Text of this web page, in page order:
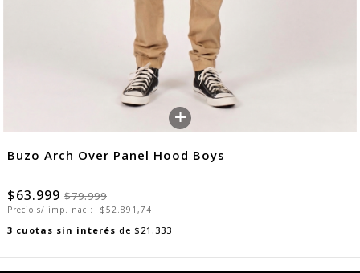
+
Buzo Arch Over Panel Hood Boys
$63.999 $79.999
Precio s/ imp. nac.: $52.891,74
3 cuotas sin interés de $21.333